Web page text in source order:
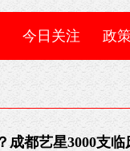
今日关注 政
都艺星3000支